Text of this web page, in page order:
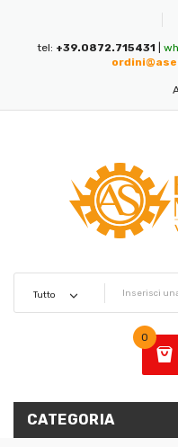
tel: +39.0872.715431
0
CATEGORIA